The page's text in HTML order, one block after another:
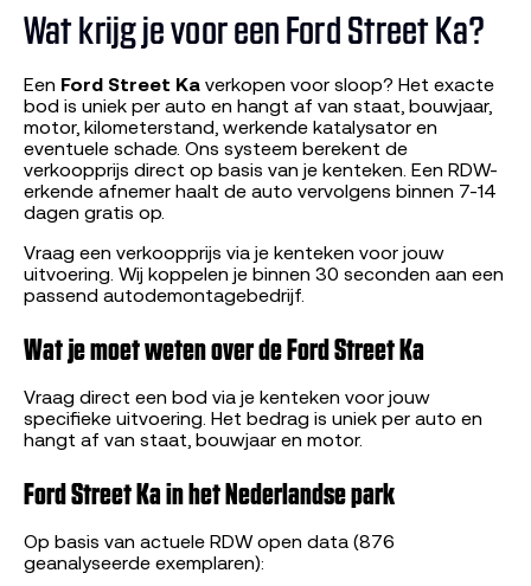
Wat krijg je voor een Ford Street Ka?
Een Ford Street Ka verkopen voor sloop? Het exacte
bod is uniek per auto en hangt af van staat, bouwjaar,
motor, kilometerstand, werkende katalysator en
eventuele schade. Ons systeem berekent de
verkoopprijs direct op basis van je kenteken. Een RDW-
erkende afnemer haalt de auto vervolgens binnen 7-14
dagen gratis op.
Vraag een verkoopprijs via je kenteken voor jouw
uitvoering. Wij koppelen je binnen 30 seconden aan een
passend autodemontagebedrijf.
Wat je moet weten over de Ford Street Ka
Vraag direct een bod via je kenteken voor jouw
specifieke uitvoering. Het bedrag is uniek per auto en
hangt af van staat, bouwjaar en motor.
Ford Street Ka in het Nederlandse park
Op basis van actuele RDW open data (876
geanalyseerde exemplaren):